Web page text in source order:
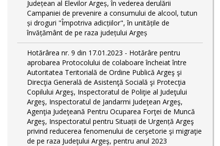
Județean al Elevilor Argeș, în vederea derulării
Campaniei de prevenire a consumului de alcool, tutun
și droguri "Împotriva adicțiilor", în unitățile de
învățământ de pe raza județului Argeș
Hotărârea nr. 9 din 17.01.2023 - Hotărâre pentru
aprobarea Protocolului de colaboare încheiat între
Autoritatea Teritorială de Ordine Publică Argeş şi
Direcţia Generală de Asistenţă Socială şi Protecţia
Copilului Argeş, Inspectoratul de Poliţie al Judeţului
Argeş, Inspectoratul de Jandarmi Judeţean Argeş,
Agenţia Judeţeană Pentru Ocuparea Forţei de Muncă
Argeş, Inspectoratul pentru Situații de Urgență Argeş
privind reducerea fenomenului de cerşetorie şi migraţie
de pe raza Judeţului Argeş, pentru anul 2023